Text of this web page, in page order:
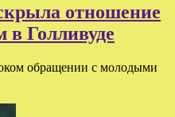
отношение
Голливуде
обращении с молодыми